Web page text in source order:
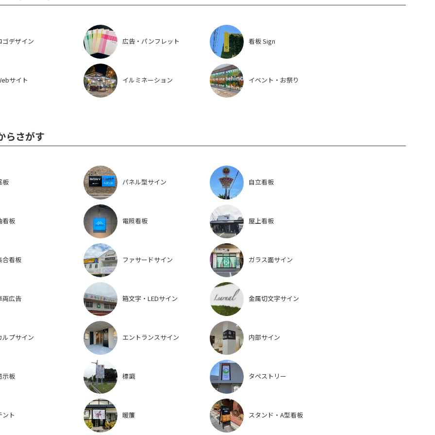
ゴデザイン 広告・パンフレット 看板 Sign
サイト イルミネーション イベント・お祭り
らさがす
板 パネル型サイン 自立看板
看板 電照看板 屋上看板
合看板 ファサードサイン ガラス面サイン
両広告 箱文字・LEDサイン 金属切文字サイン
ルプサイン エントランスサイン 内部サイン
示板 標識 タペストリー
ント 暖簾 スタンド・A型看板